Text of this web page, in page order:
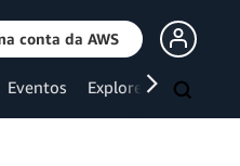
conta da AWS
Eventos Explore mais